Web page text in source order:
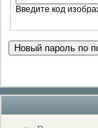
Введите код